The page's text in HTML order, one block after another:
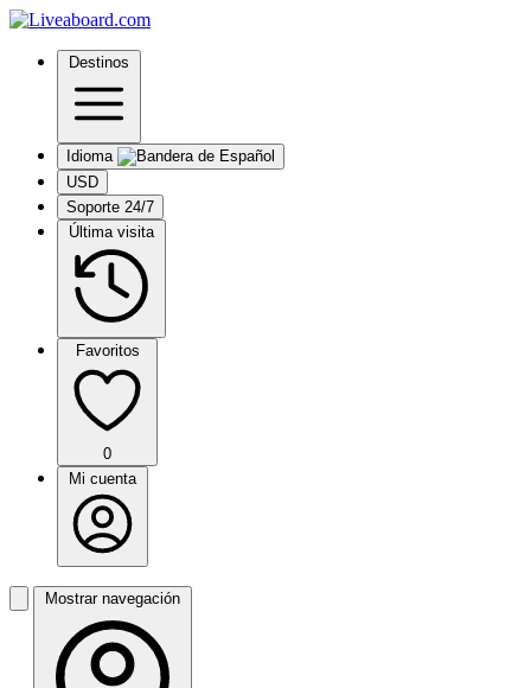
Destinos
Idioma
USD
Soporte 24/7
Última visita
Favoritos
0
Mi cuenta
Mostrar navegación